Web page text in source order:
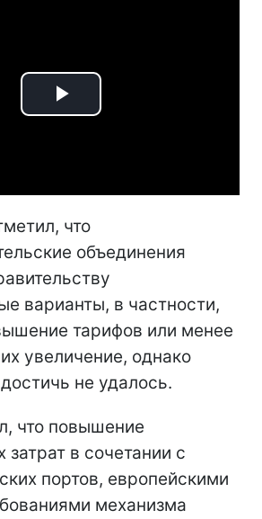
Play
что
объединения
варианты, в частности,
тарифов или менее
увеличение, однако
не удалось.
что повышение
затрат в сочетании с
портов, европейскими
механизма